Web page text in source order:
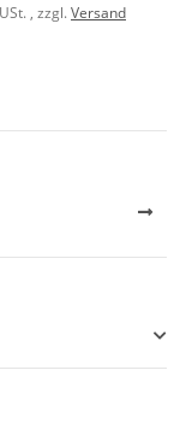
, zzgl.Versand